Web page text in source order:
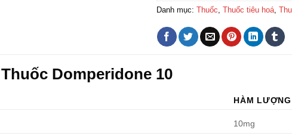
Danh mục: Thuốc, Thuốc tiêu hoá,
Domperidone 10
HÀM LƯỢNG
10mg